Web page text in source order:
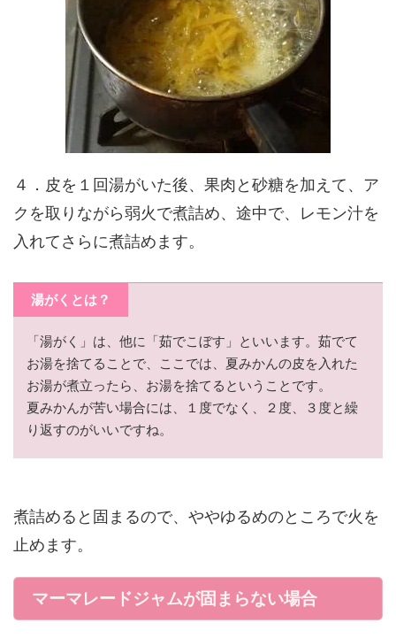
４．皮を１回湯がいた後、果肉と砂糖を加えて、ア
クを取りながら弱火で煮詰め、途中で、レモン汁を
入れてさらに煮詰めます。
湯がくとは？
「湯がく」は、他に「茹でこぼす」といいます。茹でて
お湯を捨てることで、ここでは、夏みかんの皮を入れた
お湯が煮立ったら、お湯を捨てるということです。
夏みかんが苦い場合には、１度でなく、２度、３度と繰
り返すのがいいですね。
煮詰めると固まるので、ややゆるめのところで火を
止めます。
マーマレードジャムが固まらない場合